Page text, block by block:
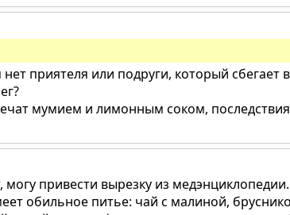
приятеля или подруги, который сбегает в
мумием и лимонным соком,
привести вырезку из медэнциклопедии.
обильное питье: чай с малиной,